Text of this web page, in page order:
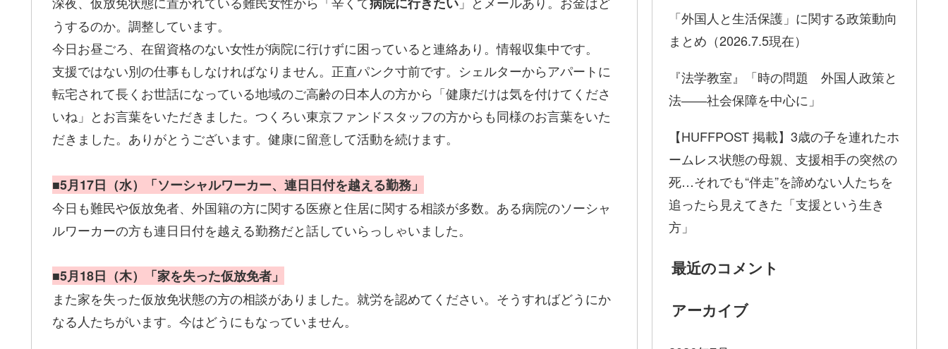
うするのか。調整しています。
今日お昼ごろ、在留資格のない女性が病院に行けずに困っていると連絡あり。情報収集中です。
支援ではない別の仕事もしなければなりません。正直パンク寸前です。シェルターからアパートに
転宅されて長くお世話になっている地域のご高齢の日本人の方から「健康だけは気を付けてくださ
いね」とお言葉をいただきました。つくろい東京ファンドスタッフの方からも同様のお言葉をいた
だきました。ありがとうございます。健康に留意して活動を続けます。
■5月17日（水）「ソーシャルワーカー、連日日付を越える勤務」
今日も難民や仮放免者、外国籍の方に関する医療と住居に関する相談が多数。ある病院のソーシャ
ルワーカーの方も連日日付を越える勤務だと話していらっしゃいました。
■5月18日（木）「家を失った仮放免者」
また家を失った仮放免状態の方の相談がありました。就労を認めてください。そうすればどうにか
なる人たちがいます。今はどうにもなっていません。
「外国人と生活保護」に関する政策動向
まとめ（2026.7.5現在）
『法学教室』「時の問題 外国人政策と
法――社会保障を中心に」
【HUFFPOST 掲載】3歳の子を連れたホ
ームレス状態の母親、支援相手の突然の
死…それでも“伴走”を諦めない人たちを
追ったら見えてきた「支援という生き
方」
最近のコメント
アーカイブ